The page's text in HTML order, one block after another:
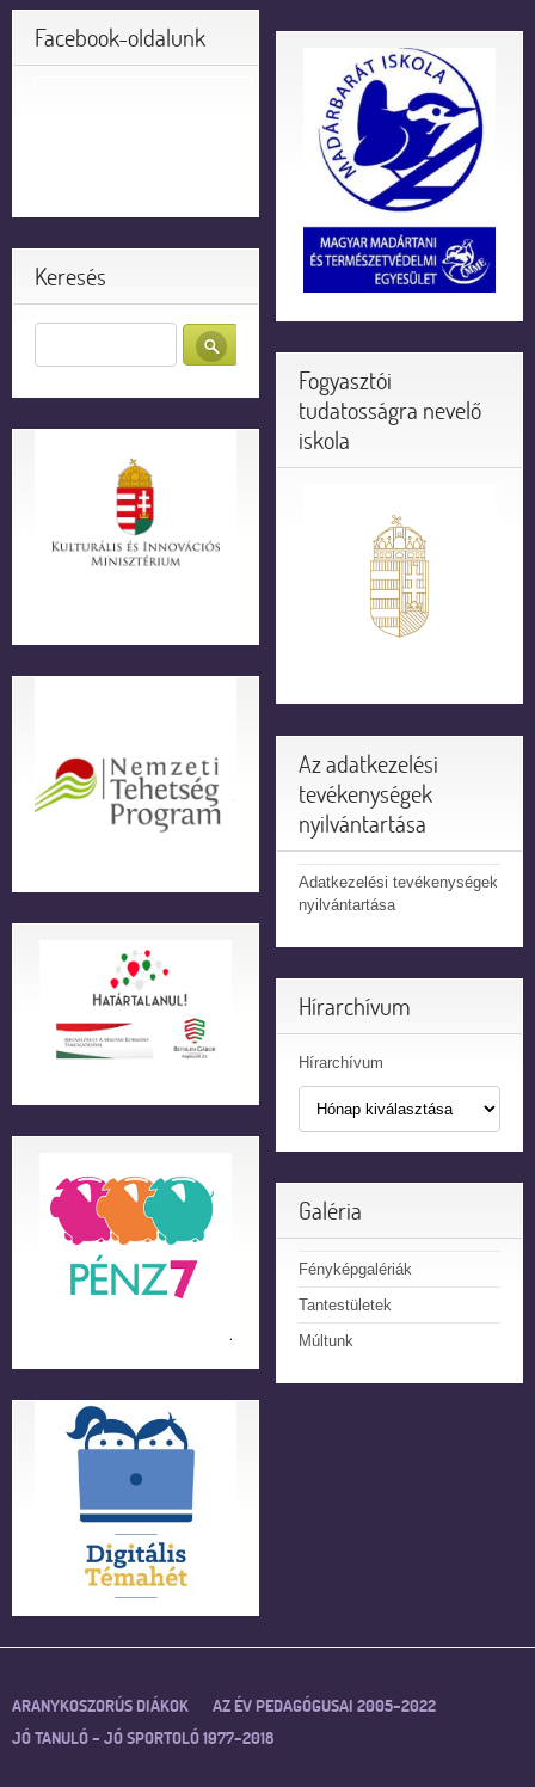
Facebook-oldalunk
Keresés
Fogyasztói
tudatosságra nevelő
iskola
Az adatkezelési
tevékenységek
nyilvántartása
Adatkezelési tevékenységek
nyilvántartása
Hírarchívum
Hírarchívum
Galéria
Fényképgalériák
Tantestületek
Múltunk
ARANYKOSZORÚS DIÁKOK
AZ ÉV PEDAGÓGUSAI 2005–2022
JÓ TANULÓ – JÓ SPORTOLÓ 1977–2018